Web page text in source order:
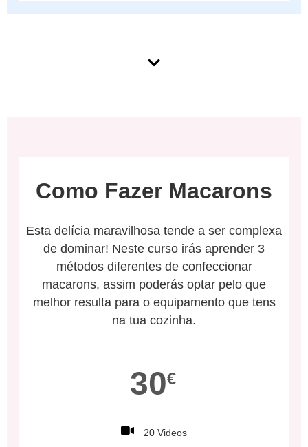
Como Fazer Macarons
Esta delícia maravilhosa tende a ser complexa
de dominar! Neste curso irás aprender 3
métodos diferentes de confeccionar
macarons, assim poderás optar pelo que
melhor resulta para o equipamento que tens
na tua cozinha.
30€
20 Videos